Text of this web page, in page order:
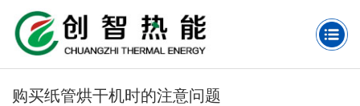
​购买纸管烘干机时的注意问题